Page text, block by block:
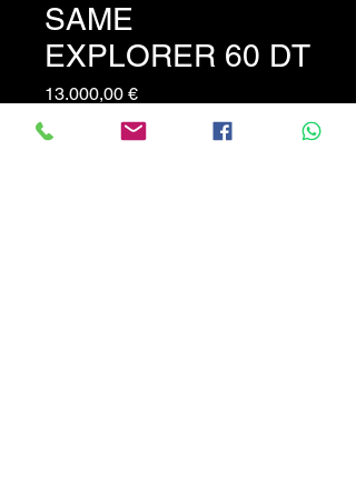
SAME
EXPLORER 60 DT
13.000,00 €Prezzo
Trattore Same Explorer 60 DT